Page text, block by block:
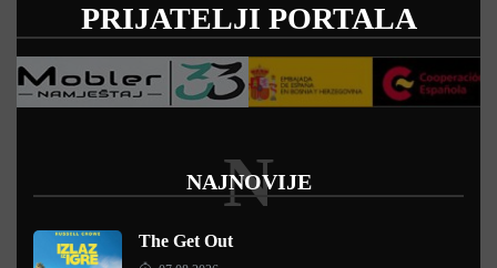
PRIJATELJI PORTALA
NAJNOVIJE
N
The Get Out